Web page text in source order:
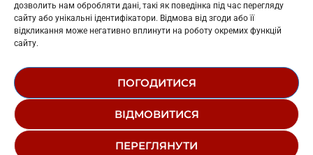
дозволить нам обробляти дані, такі як поведінка під час перегляду
сайту або унікальні ідентифікатори. Відмова від згоди або її
відкликання може негативно вплинути на роботу окремих функцій
сайту.
ПОГОДИТИСЯ
ВІДМОВИТИСЯ
ПЕРЕГЛЯНУТИ
© 1995-2026 РК «ЗАХІДНИЙ ПОЛЮС»
РЕДАКЦІЙНИЙ СТАТУТ
СТРУКТУРА ВЛАСНОСТІ